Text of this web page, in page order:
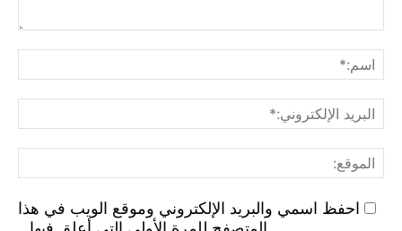
احفظ اسمي والبريد الإلكتروني وموقع الويب في هذا